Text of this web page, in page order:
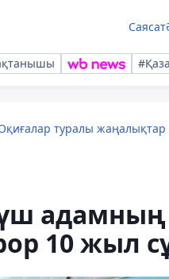
Саясат
туралы жаңалықтар
адамның
10 жыл